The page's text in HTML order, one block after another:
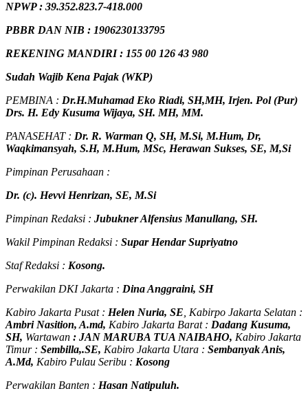
NPWP: 39.352.823.7-418.000
PBBR DAN NIB : 1906230133795
REKENING MANDIRI : 155 00 126 43 980
Sudah Wajib Kena Pajak (WKP)
PEMBINA : Dr.H.Muhamad Eko Riadi, SH,MH, Irjen. Pol (Pur)
Drs. H. Edy Kusuma Wijaya, SH. MH, MM.
PANASEHAT : Dr. R. Warman Q, SH, M.Si, M.Hum, Dr,
Waqkimansyah, S.H, M.Hum, MSc, Herawan Sukses, SE, M,Si
Pimpinan Perusahaan :
Dr. (c). Hevvi Henrizan, SE, M.Si
Pimpinan Redaksi : Jubukner Alfensius Manullang, SH.
Wakil Pimpinan Redaksi : Supar Hendar Supriyatno
Staf Redaksi : Kosong.
Perwakilan DKI Jakarta : Dina Anggraini, SH
Kabiro Jakarta Pusat : Helen Nuria, SE , Kabirpo Jakarta Selatan :
Ambri Nasition, A.md, Kabiro Jakarta Barat : Dadang Kusuma,
SH, Wartawan : JAN MARUBA TUA NAIBAHO, Kabiro Jakarta
Timur : Sembilla,.SE, Kabiro Jakarta Utara : Sembanyak Anis,
A.Md, Kabiro Pulau Seribu : Kosong
Perwakilan Banten : Hasan Natipuluh.